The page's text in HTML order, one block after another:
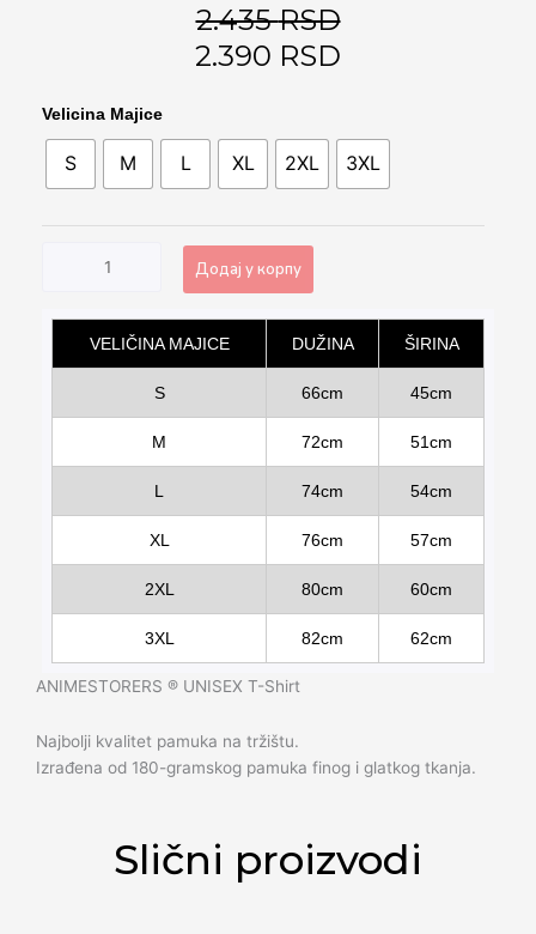
2.435RSD
2.390 RSD
Velicina Majice
S M L XL 2XL 3XL
Naruto
Majica
A74
количина
Додај у корпу
Alternative:
VELIČINA MAJICE
DUŽINA ŠIRINA
S 66cm 45cm
M 72cm 51cm
L 74cm 54cm
XL 76cm 57cm
2XL 80cm 60cm
3XL 82cm 62cm
ANIMESTORERS ®️ UNISEX T-Shirt
Najbolji kvalitet pamuka na tržištu.
Izrađena od 180-gramskog pamuka finog i glatkog tkanja.
Slični proizvodi